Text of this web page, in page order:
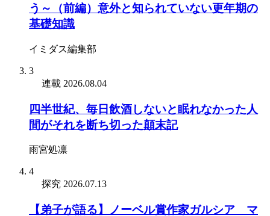
う～（前編）意外と知られていない更年期の
基礎知識
イミダス編集部
3
連載 2026.08.04
四半世紀、毎日飲酒しないと眠れなかった人
間がそれを断ち切った顛末記
雨宮処凛
4
探究 2026.07.13
【弟子が語る】ノーベル賞作家ガルシア゠マ